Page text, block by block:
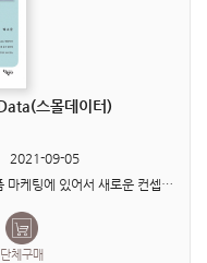
스몰데이터)
2021-09-05
머리말 이 책에서 소개한 스몰데이터는 신제품 마케팅에 있어서 새로운 컨셉을 도출할 때 가장 적합합니다. 그래서 스몰데이터와 관련된 다양한 방법론을 제시한 후, 마지막 챕..
단체구매